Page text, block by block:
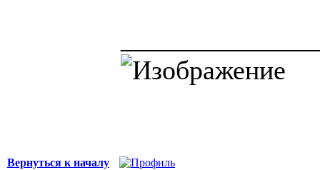
Вернуться к началу